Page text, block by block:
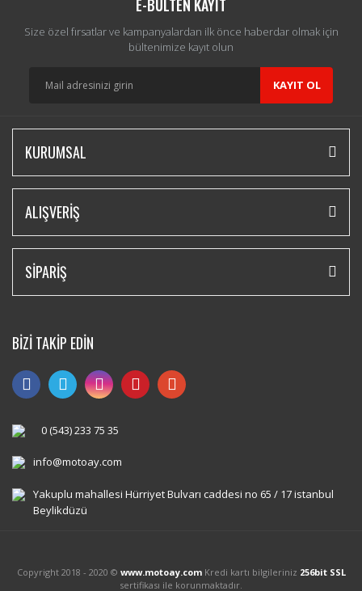
E-BÜLTEN KAYIT
Size özel fırsatlar ve kampanyalardan ilk önce haberdar olmak için
bültenimize kayıt olun
KAYIT OL
KURUMSAL
ALIŞVERİŞ
SİPARİŞ
BİZİ TAKİP EDİN
0 (543) 233 75 35
info@motoay.com
Yakuplu mahallesi Hürriyet Bulvarı caddesi no 65 / 17 istanbul
Beylikdüzü
Copyright 2018 - 2020 © www.motoay.comKredi kartı bilgileriniz 256bit SSL
sertifikası ile korunmaktadır.